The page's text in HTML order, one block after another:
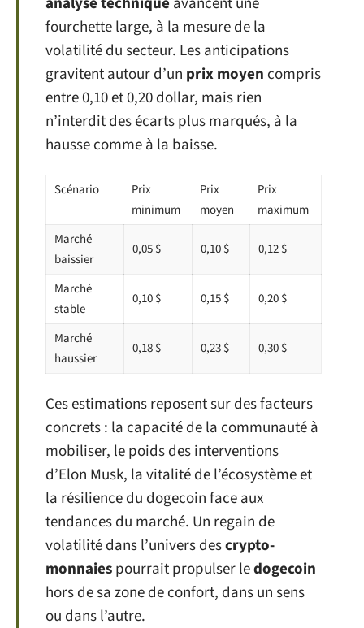
fourchette large, à la mesure de la
volatilité du secteur. Les anticipations
gravitent autour d’un prix moyen compris
entre 0,10 et 0,20 dollar, mais rien
n’interdit des écarts plus marqués, à la
hausse comme à la baisse.
Scénario
Prix
minimum
Prix
moyen
Prix
maximum
Marché
baissier
0,05 $ 0,10 $ 0,12 $
Marché
stable
0,10 $ 0,15 $ 0,20 $
Marché
haussier
0,18 $ 0,23 $ 0,30 $
Ces estimations reposent sur des facteurs
concrets : la capacité de la communauté à
mobiliser, le poids des interventions
d’Elon Musk, la vitalité de l’écosystème et
la résilience du dogecoin face aux
tendances du marché. Un regain de
volatilité dans l’univers descrypto-
monnaiespourrait propulser ledogecoin
hors de sa zone de confort, dans un sens
ou dans l’autre.